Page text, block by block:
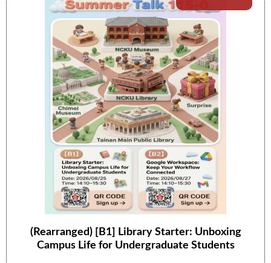
(Rearranged) [B1] Library Starter: Unboxing
Campus Life for Undergraduate Students